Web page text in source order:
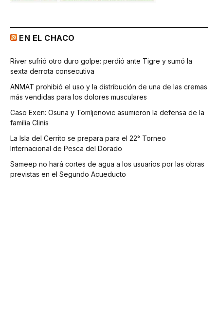
EN EL CHACO
River sufrió otro duro golpe: perdió ante Tigre y sumó la
sexta derrota consecutiva
ANMAT prohibió el uso y la distribución de una de las cremas
más vendidas para los dolores musculares
Caso Exen: Osuna y Tomljenovic asumieron la defensa de la
familia Clinis
La Isla del Cerrito se prepara para el 22° Torneo
Internacional de Pesca del Dorado
Sameep no hará cortes de agua a los usuarios por las obras
previstas en el Segundo Acueducto